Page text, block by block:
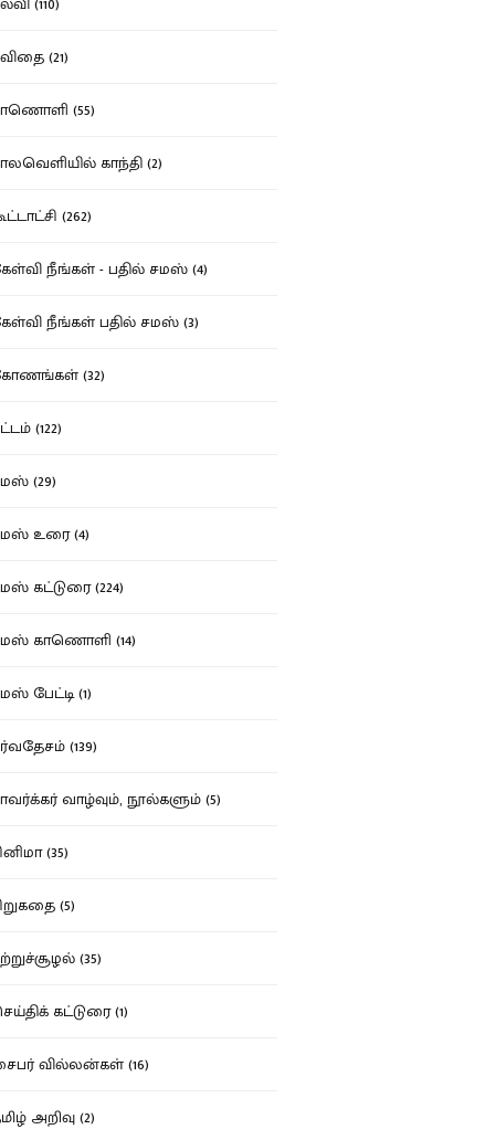
(21)
(55)
காந்தி (2)
(262)
நீங்கள் - பதில் சமஸ் (4)
நீங்கள் பதில் சமஸ் (3)
(32)
(122)
(29)
உரை (4)
கட்டுரை (224)
காணொளி (14)
பேட்டி (1)
(139)
வாழ்வும், நூல்களும் (5)
(35)
(5)
(35)
கட்டுரை (1)
வில்லன்கள் (16)
அறிவு (2)